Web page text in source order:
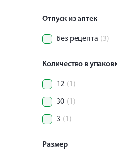
Отпуск из аптек
Без рецепта (3)
Количество в
12 (1)
30 (1)
3 (1)
Размер